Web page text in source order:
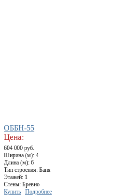
ОББН-55
Цена:
604 000 руб.
Ширина (м): 4
Длина (м): 6
Тип строения: Баня
Этажей: 1
Стены: Бревно
Купить
Подробнее